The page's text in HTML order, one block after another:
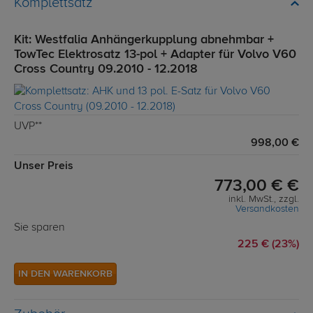
Komplettsatz
Kit: Westfalia Anhängerkupplung abnehmbar +
TowTec Elektrosatz 13-pol + Adapter für Volvo V60
Cross Country 09.2010 - 12.2018
UVP**
998,00 €
Unser Preis
773,00 € €
inkl. MwSt., zzgl.
Versandkosten
Sie sparen
225 € (23%)
IN DEN WARENKORB